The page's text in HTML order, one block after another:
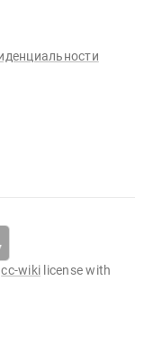
cc-wiki license with